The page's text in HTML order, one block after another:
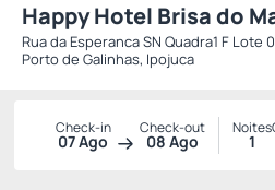
Happy Hotel Brisa do
Rua da Esperanca SN Quadra1 F Lote
Porto de Galinhas, Ipojuca
Check-in
07 Ago
Check-out
08 Ago
Noites
1